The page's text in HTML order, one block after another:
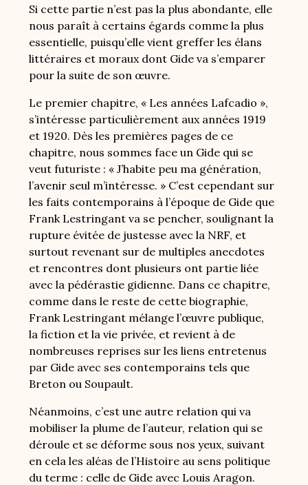
Si cette partie n’est pas la plus abondante, elle
nous paraît à certains égards comme la plus
essentielle, puisqu’elle vient greffer les élans
littéraires et moraux dont Gide va s’emparer
pour la suite de son œuvre.
Le premier chapitre, « Les années Lafcadio »,
s’intéresse particulièrement aux années 1919
et 1920. Dès les premières pages de ce
chapitre, nous sommes face un Gide qui se
veut futuriste : « J’habite peu ma génération,
l’avenir seul m’intéresse. » C’est cependant sur
les faits contemporains à l’époque de Gide que
Frank Lestringant va se pencher, soulignant la
rupture évitée de justesse avec la NRF, et
surtout revenant sur de multiples anecdotes
et rencontres dont plusieurs ont partie liée
avec la pédérastie gidienne. Dans ce chapitre,
comme dans le reste de cette biographie,
Frank Lestringant mélange l’œuvre publique,
la fiction et la vie privée, et revient à de
nombreuses reprises sur les liens entretenus
par Gide avec ses contemporains tels que
Breton ou Soupault.
Néanmoins, c’est une autre relation qui va
mobiliser la plume de l’auteur, relation qui se
déroule et se déforme sous nos yeux, suivant
en cela les aléas de l’Histoire au sens politique
du terme : celle de Gide avec Louis Aragon.